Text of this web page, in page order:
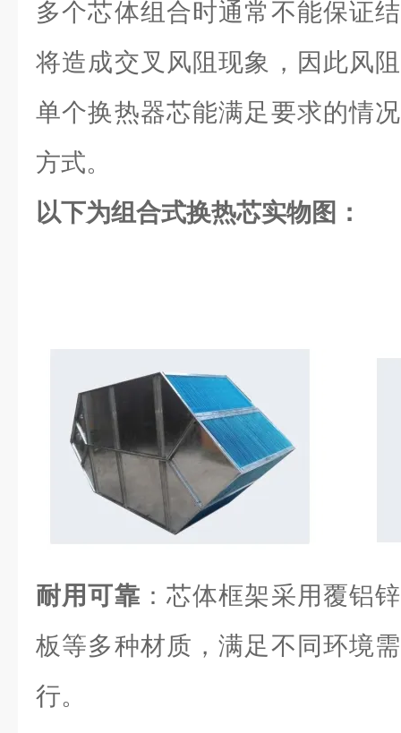
多个芯体组合时通常不能保证
将造成交叉风阻现象，因此风
单个换热器芯能满足要求的情
方式。
以下为组合式换热芯实物图：
耐用可靠 ：芯体框架采用覆铝
板等多种材质，满足不同环境
行。